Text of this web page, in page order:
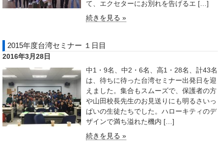
て、エクセターにお別れを告げるエ […]
続きを見る »
2015年度台湾セミナー １日目
2016年3月28日
中1・9名、中2・6名、高1・28名、計43名
は、待ちに待った台湾セミナー出発日を迎
えました。集合もスムーズで、保護者の方
や山田校長先生のお見送りにも明るさいっ
ぱいの生徒たちでした。ハローキティのデ
ザインで満ち溢れた機内 […]
続きを見る »